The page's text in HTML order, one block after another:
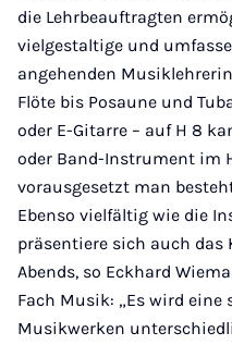
die Lehrbeauftragten
vielgestaltige und
angehenden
Flöte bis Posaune und
oder E-Gitarre – auf H 8
oder Band-Instrument im
vorausgesetzt man
Ebenso vielfältig wie die
präsentiere sich auch das
Abends, so Eckhard
Fach Musik: „Es wird
Musikwerken